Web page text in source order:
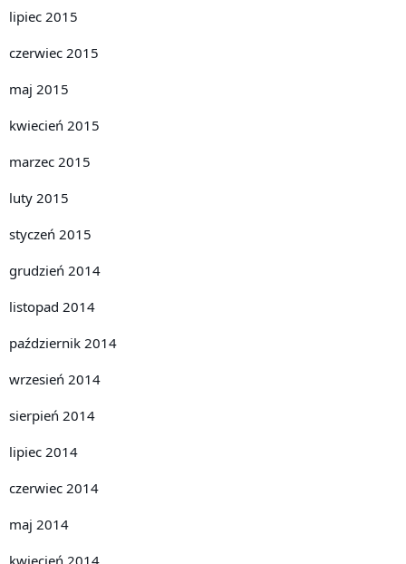
lipiec 2015
czerwiec 2015
maj 2015
kwiecień 2015
marzec 2015
luty 2015
styczeń 2015
grudzień 2014
listopad 2014
październik 2014
wrzesień 2014
sierpień 2014
lipiec 2014
czerwiec 2014
maj 2014
kwiecień 2014